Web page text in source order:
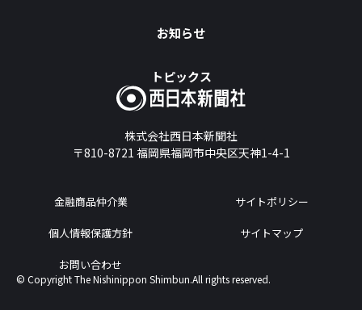
株式会社西日本新聞社
〒810-8721 福岡県福岡市中央区天神1-4-1
お知らせ
トピックス
© Copyright The Nishinippon Shimbun.All rights reserved.
金融商品仲介業 サイトポリシー
個人情報保護方針 サイトマップ
お問い合わせ